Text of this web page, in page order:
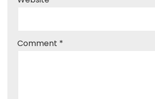
Comment *